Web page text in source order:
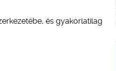
és gyakorlatilag